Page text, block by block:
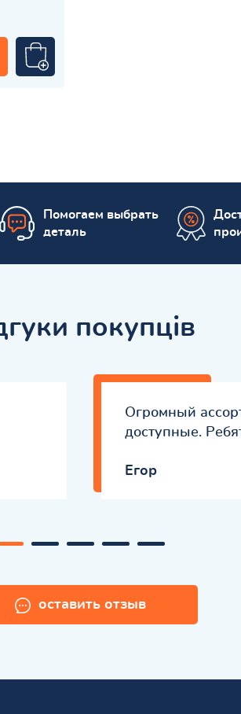
Помогаем выбрать
деталь
покупців
Огромный
доступные.
Eгор
оставить отзыв